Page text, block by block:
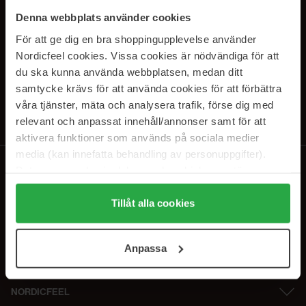
Denna webbplats använder cookies
För att ge dig en bra shoppingupplevelse använder
Nordicfeel cookies. Vissa cookies är nödvändiga för att
du ska kunna använda webbplatsen, medan ditt
samtycke krävs för att använda cookies för att förbättra
våra tjänster, mäta och analysera trafik, förse dig med
relevant och anpassat innehåll/annonser samt för att
aktivera funktioner som används på sociala medier
media (kan innefatta behandling av personuppgifter).
Genom att trycka på "Tillåt alla cookies" accepterar du
alla cookies, medan du under "Detaljer" kan anpassa
användningen av cookies. Du kan när som helst återkalla
samt vår Integritetspolicy.
Tillåt alla cookies
Anpassa
PRENUMERERA PÅ VÅRA
NYHETSBREV
E-postadress
Genom att prenumerera accepterar du vårIntegritetspolicy.
NORDICFEEL